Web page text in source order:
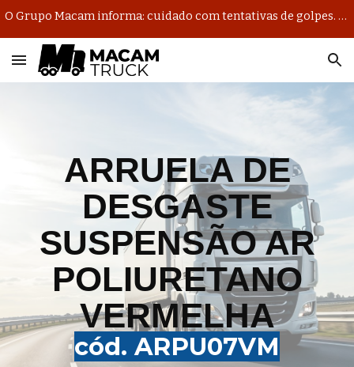
O Grupo Macam informa: cuidado com tentativas de golpes. Nosso único domínio oficial de e-mail é @macambrasil.com.br.
ARRUELA DE
DESGASTE
SUSPENSÃO AR
POLIURETANO
VERMELHA
cód. ARPU07VM